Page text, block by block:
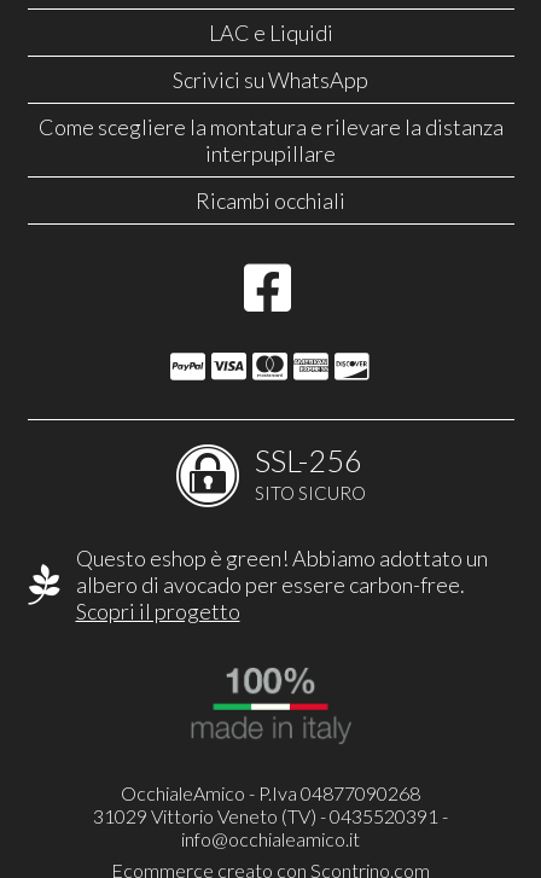
LAC e Liquidi
Scrivici su WhatsApp
Come scegliere la montatura e rilevare la distanza
interpupillare
Ricambi occhiali
SSL-256
SITO SICURO
Questo eshop è green! Abbiamo adottato un
albero di avocado per essere carbon-free.
Scopri il progetto
OcchialeAmico - P.Iva 04877090268
31029 Vittorio Veneto (TV) - 0435520391 -
info@occhialeamico.it
Ecommerce creato con Scontrino.com